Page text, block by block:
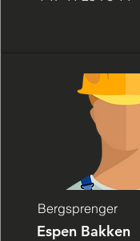
Bergsprenger
Espen Bakken